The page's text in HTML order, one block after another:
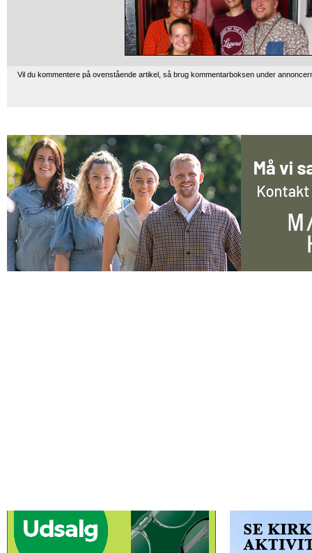
Vil du kommentere på ovenstående artikel, så brug kommentarboksen under